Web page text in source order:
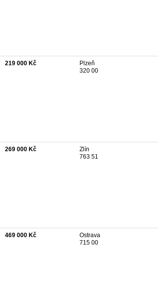
219 000 Kč
Plzeň
320 00
269 000 Kč
Zlín
763 51
469 000 Kč
Ostrava
715 00